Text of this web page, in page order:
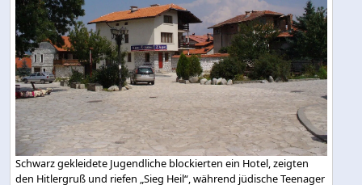
Schwarz gekleidete Jugendliche blockierten ein Hotel, zeigten
den Hitlergruß und riefen „Sieg Heil“, während jüdische Teenager